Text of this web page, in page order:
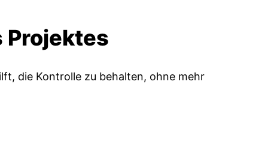
Projektes
die Kontrolle zu behalten, ohne mehr